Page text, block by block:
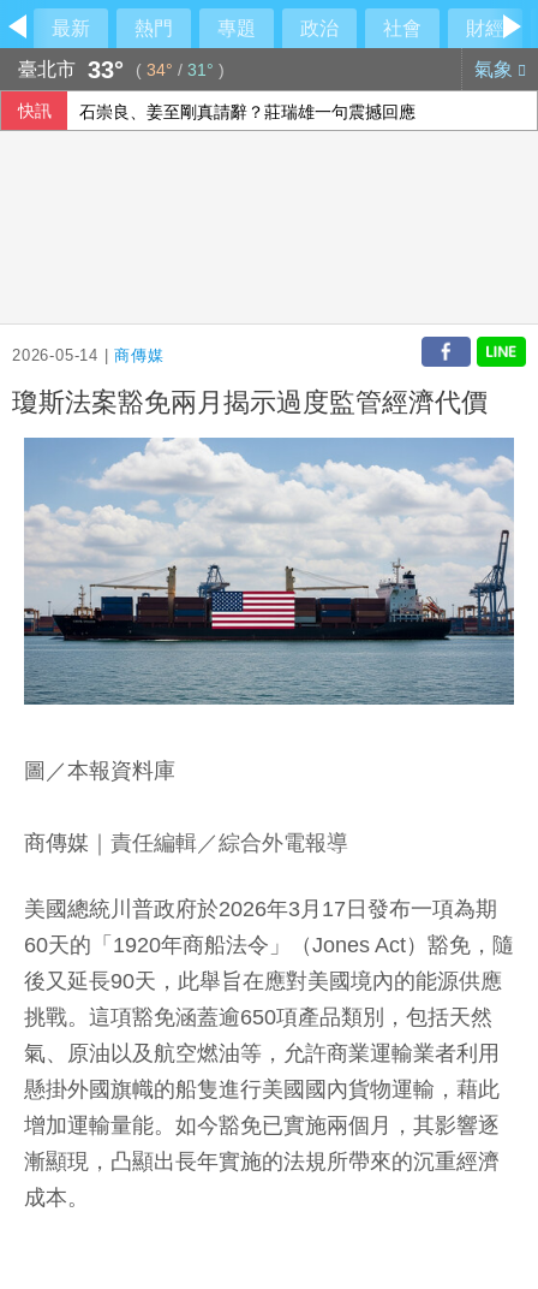
最新 熱門 專題 政治 社會
財經
臺北市 33° ( 34° / 31° ) 氣象
快訊 石崇良、姜至剛真請辭？莊瑞雄一句震撼回應
2026-05-14 |商傳媒
瓊斯法案豁免兩月揭示過度監管經濟代價
圖／本報資料庫
商傳媒 ｜責任編輯／綜合外電報導
美國總統川普政府於2026年3月17日發布一項為期
60天的「1920年商船法令」（Jones Act）豁免，隨
後又延長90天，此舉旨在應對美國境內的能源供應
挑戰。這項豁免涵蓋逾650項產品類別，包括天然
氣、原油以及航空燃油等，允許商業運輸業者利用
懸掛外國旗幟的船隻進行美國國內貨物運輸，藉此
增加運輸量能。如今豁免已實施兩個月，其影響逐
漸顯現，凸顯出長年實施的法規所帶來的沉重經濟
成本。